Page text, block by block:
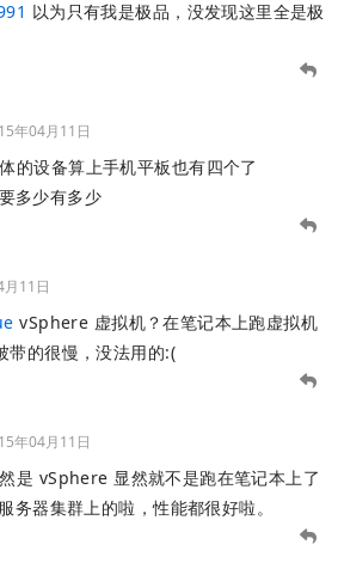
以为只有我是极品，没发现这里全是极
年04月11日
的设备算上手机平板也有四个了
多少有多少
11日
vSphere 虚拟机？在笔记本上跑虚拟机
带的很慢，没法用的:(
年04月11日
是 vSphere 显然就不是跑在笔记本上了
务器集群上的啦，性能都很好啦。